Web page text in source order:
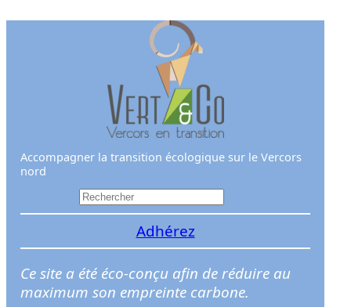
Accompagner la transition écologique sur le Vercors
nord
e
h
e
r
Adhérez
Ce site a été éco-conçu afin de réduire au
maximum son empreinte carbone.